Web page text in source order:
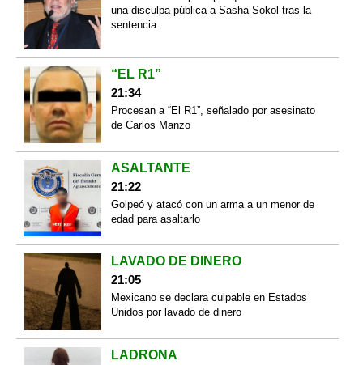
una disculpa pública a Sasha Sokol tras la
sentencia
“EL R1”
21:34
Procesan a “El R1”, señalado por asesinato
de Carlos Manzo
ASALTANTE
21:22
Golpeó y atacó con un arma a un menor de
edad para asaltarlo
LAVADO DE DINERO
21:05
Mexicano se declara culpable en Estados
Unidos por lavado de dinero
LADRONA